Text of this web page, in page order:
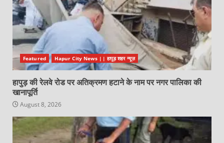
Featured Hapur City News || हापुड़ शहर न्यूज़
हापुड़ की रेलवे रोड पर अतिक्रमण हटाने के नाम पर नगर पालिका की
खानापूर्ति
August 8, 2026